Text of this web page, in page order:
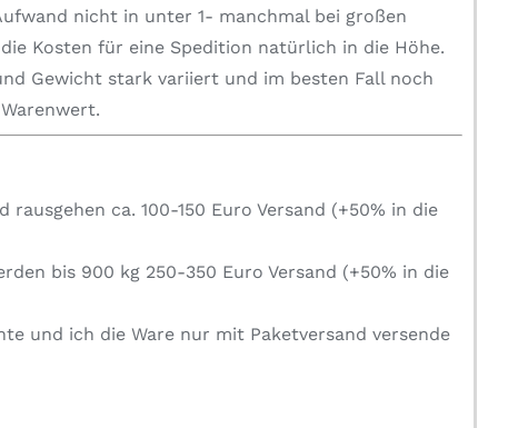
nicht in unter 1- manchmal bei großen
Kosten für eine Spedition natürlich in die Höhe.
Gewicht stark variiert und im besten Fall noch
ca. 100-150 Euro Versand (+50% in die
bis 900 kg 250-350 Euro Versand (+50% in die
und ich die Ware nur mit Paketversand versende